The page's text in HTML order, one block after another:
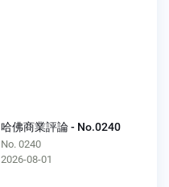
哈佛商業評論 - No.0240
No. 0240
2026-08-01